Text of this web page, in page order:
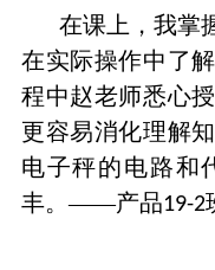
在课上，我掌
在实际操作中了
程中赵老师悉心
更容易消化理解
电子秤的电路和
丰。——产品19-2